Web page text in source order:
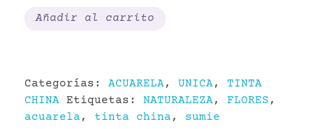
Aproximaciones
Añadir al carrito
Categorías: ACUARELA, UNICA, TINTA
CHINA Etiquetas: NATURALEZA, FLORES ,
acuarela , tinta china , sumie